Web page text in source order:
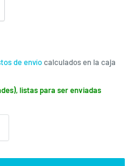
de envíocalculados en la caja
listas para ser enviadas